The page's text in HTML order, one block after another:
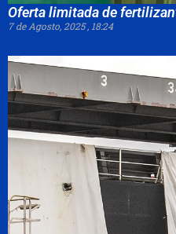
Oferta limitada de
7 de Agosto, 2025 18:24